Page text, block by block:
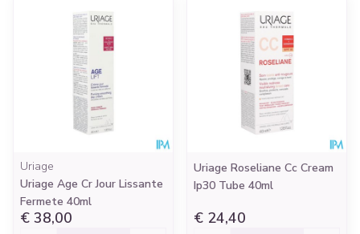
Uriage
Uriage Age Cr Jour Lissante
Fermete 40ml
€ 38,00
Uriage Roseliane Cc Cream
Ip30 Tube 40ml
€ 24,40